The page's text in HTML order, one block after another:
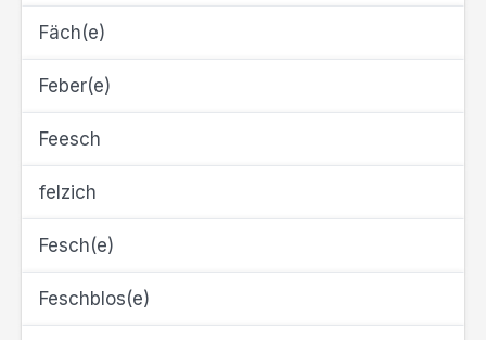
Fäch(e)
Feber(e)
Feesch
felzich
Fesch(e)
Feschblos(e)